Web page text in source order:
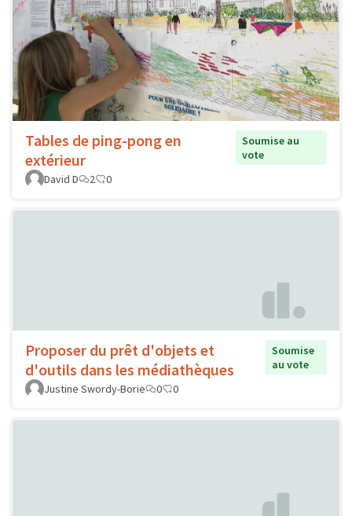
Tables de ping-pong en
extérieur
Soumise au
vote
David D
2 0
Proposer du prêt d'objets et
d'outils dans les médiathèques
Soumise
au vote
Justine Swordy-Borie
0 0